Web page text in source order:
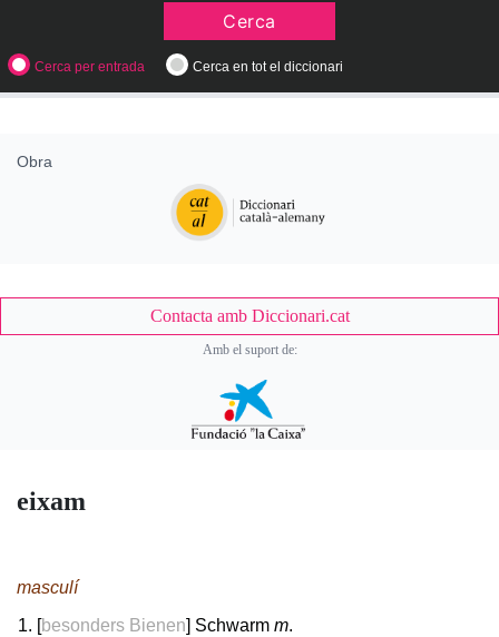
Cerca
Cerca per entrada Cerca en tot el diccionari
eixam
masculí
[besonders Bienen] Schwarm m.
Obra
Contacta amb Diccionari.cat
Amb el suport de: